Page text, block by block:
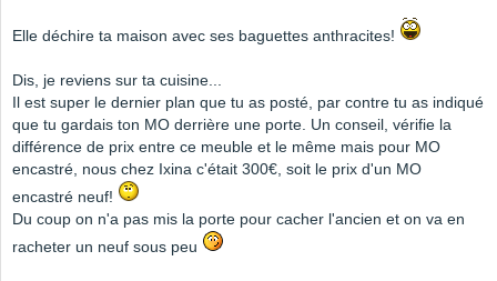
Elle déchire ta maison avec ses baguettes anthracites!
Dis, je reviens sur ta cuisine...
Il est super le dernier plan que tu as posté, par contre tu as indiqué
que tu gardais ton MO derrière une porte. Un conseil, vérifie la
différence de prix entre ce meuble et le même mais pour MO
encastré, nous chez Ixina c'était 300€, soit le prix d'un MO
encastré neuf!
Du coup on n'a pas mis la porte pour cacher l'ancien et on va en
racheter un neuf sous peu